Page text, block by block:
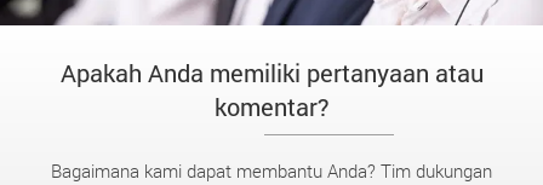
Apakah Anda memiliki pertanyaan atau
komentar?
Bagaimana kami dapat membantu Anda? Tim dukungan